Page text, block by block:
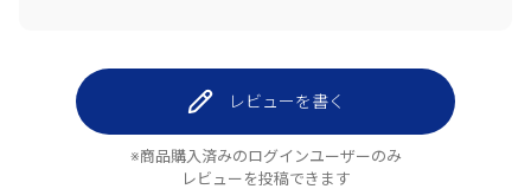
レビューを書く
※商品購入済みのログインユーザーのみ
レビューを投稿できます